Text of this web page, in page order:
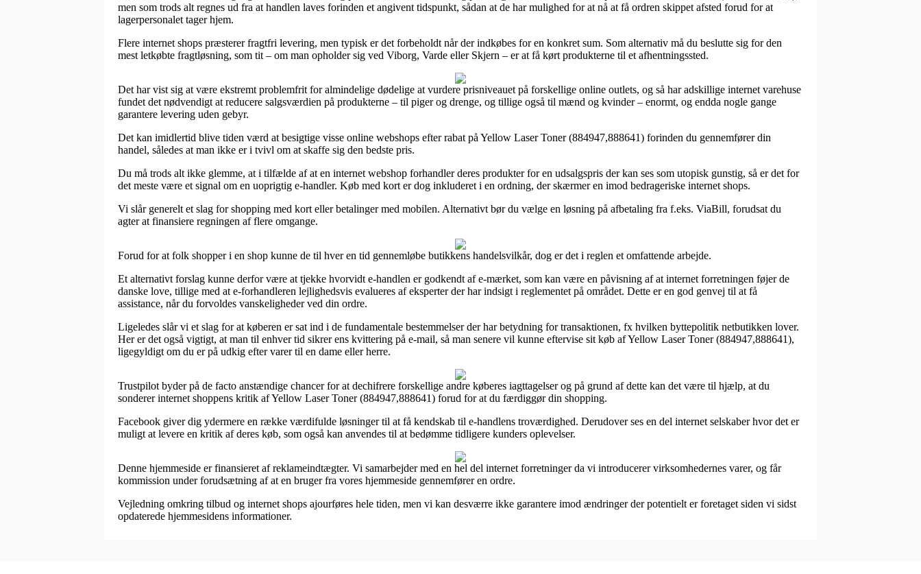
men som trods alt regnes ud fra at handlen laves forinden et angivent tidspunkt, sådan at de har mulighed for at nå at få ordren skippet afsted forud for at
lagerpersonalet tager hjem.
Flere internet shops præsterer fragtfri levering, men typisk er det forbeholdt når der indkøbes for en konkret sum. Som alternativ må du beslutte sig for den
mest letkøbte fragtløsning, som tit – om man opholder sig ved Viborg, Varde eller Skjern – er at få kørt produkterne til et afhentningssted.
Det har vist sig at være ekstremt problemfrit for almindelige dødelige at vurdere prisniveauet på forskellige online outlets, og så har adskillige internet varehuse
fundet det nødvendigt at reducere salgsværdien på produkterne – til piger og drenge, og tillige også til mænd og kvinder – enormt, og endda nogle gange
garantere levering uden gebyr.
Det kan imidlertid blive tiden værd at besigtige visse online webshops efter rabat på Yellow Laser Toner (884947,888641) forinden du gennemfører din
handel, således at man ikke er i tvivl om at skaffe sig den bedste pris.
Du må trods alt ikke glemme, at i tilfælde af at en internet webshop forhandler deres produkter for en udsalgspris der kan ses som utopisk gunstig, så er det for
det meste være et signal om en uoprigtig e-handler. Køb med kort er dog inkluderet i en ordning, der skærmer en imod bedrageriske internet shops.
Vi slår generelt et slag for shopping med kort eller betalinger med mobilen. Alternativt bør du vælge en løsning på afbetaling fra f.eks. ViaBill, forudsat du
agter at finansiere regningen af flere omgange.
Forud for at folk shopper i en shop kunne de til hver en tid gennemløbe butikkens handelsvilkår, dog er det i reglen et omfattende arbejde.
Et alternativt forslag kunne derfor være at tjekke hvorvidt e-handlen er godkendt af e-mærket, som kan være en påvisning af at internet forretningen føjer de
danske love, tillige med at e-forhandleren lejlighedsvis evalueres af eksperter der har indsigt i reglementet på området. Dette er en god genvej til at få
assistance, når du forvoldes vanskeligheder ved din ordre.
Ligeledes slår vi et slag for at køberen er sat ind i de fundamentale bestemmelser der har betydning for transaktionen, fx hvilken byttepolitik netbutikken lover.
Her er det også vigtigt, at man til enhver tid sikrer ens kvittering på e-mail, så man senere vil kunne eftervise sit køb af Yellow Laser Toner (884947,888641),
ligegyldigt om du er på udkig efter varer til en dame eller herre.
Trustpilot byder på de facto anstændige chancer for at dechifrere forskellige andre køberes iagttagelser og på grund af dette kan det være til hjælp, at du
sonderer internet shoppens kritik af Yellow Laser Toner (884947,888641) forud for at du færdiggør din shopping.
Facebook giver dig ydermere en række værdifulde løsninger til at få kendskab til e-handlens troværdighed. Derudover ses en del internet selskaber hvor det er
muligt at levere en kritik af deres køb, som også kan anvendes til at bedømme tidligere kunders oplevelser.
Denne hjemmeside er finansieret af reklameindtægter. Vi samarbejder med en hel del internet forretninger da vi introducerer virksomhedernes varer, og får
kommission under forudsætning af at en bruger fra vores hjemmeside gennemfører en ordre.
Vejledning omkring tilbud og internet shops ajourføres hele tiden, men vi kan desværre ikke garantere imod ændringer der potentielt er foretaget siden vi sidst
opdaterede hjemmesidens informationer.